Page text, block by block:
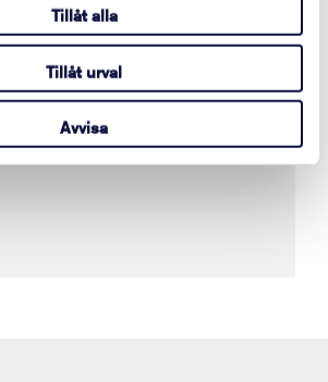
Tillåt alla
Tillåt urval
Avvisa
find the Tobii Dynavox
number.